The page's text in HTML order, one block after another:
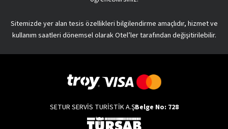
Sitemizde yer alan tesis özellikleri bilgilendirme amaçlıdır, hizmet ve
kullanım saatleri dönemsel olarak Otel’ler tarafından değişitirilebilir.
SETUR SERVİS TURİSTİK A.ŞBelge No: 728